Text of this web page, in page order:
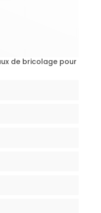
de bricolage pour